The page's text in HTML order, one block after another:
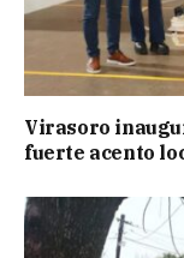
Virasoro
fuerte acento